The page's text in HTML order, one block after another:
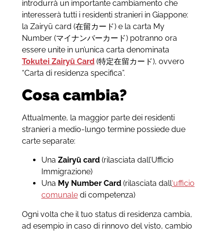
introdurrà un importante cambiamento che
interesserà tutti i residenti stranieri in Giappone:
la Zairyū card (在留カード) e la carta My
Number (マイナンバーカード) potranno ora
essere unite in un’unica carta denominata
Tokutei Zairyū Card(特定在留カード), ovvero
“Carta di residenza specifica”.
Cosa cambia?
Attualmente, la maggior parte dei residenti
stranieri a medio-lungo termine possiede due
carte separate:
Una Zairyū card (rilasciata dall’Ufficio
Immigrazione)
Una My Number Card (rilasciata dall‘ufficio
comunaledi competenza)
Ogni volta che il tuo status di residenza cambia,
ad esempio in caso di rinnovo del visto, cambio